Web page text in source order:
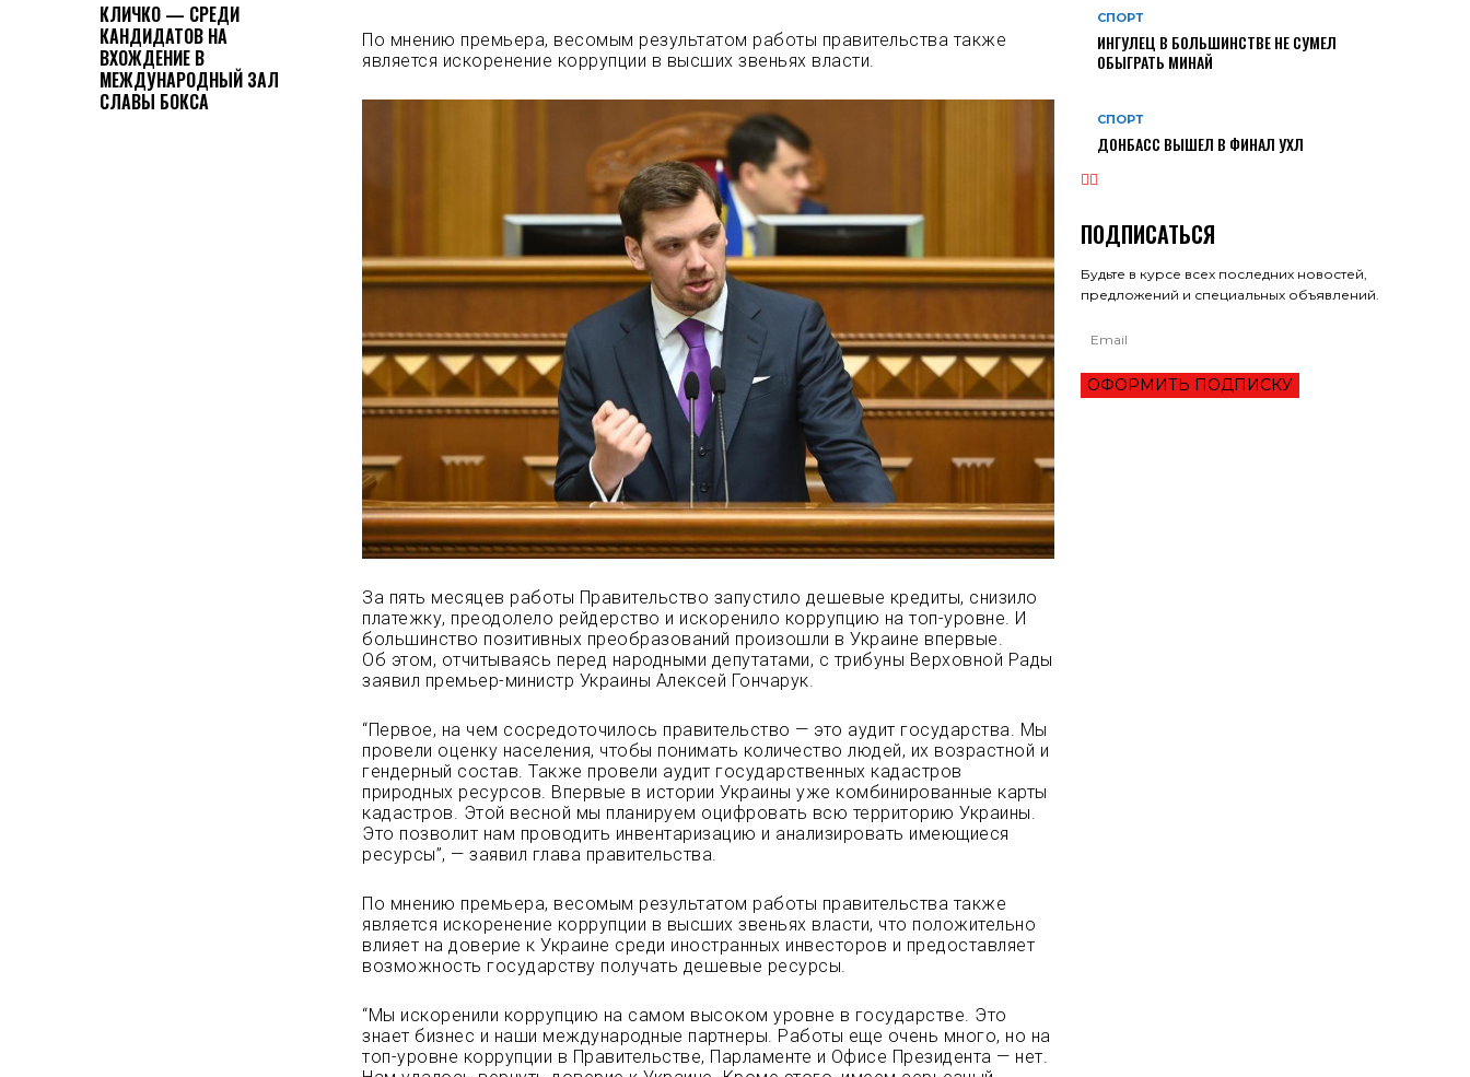
КЛИЧКО — СРЕДИ
КАНДИДАТОВ НА
ВХОЖДЕНИЕ В
МЕЖДУНАРОДНЫЙ ЗАЛ
СЛАВЫ БОКСА
По мнению премьера, весомым результатом работы правительства также
является искоренение коррупции в высших звеньях власти.
За пять месяцев работы Правительство запустило дешевые кредиты, снизило
платежку, преодолело рейдерство и искоренило коррупцию на топ-уровне. И
большинство позитивных преобразований произошли в Украине впервые.
Об этом, отчитываясь перед народными депутатами, с трибуны Верховной Рады
заявил премьер-министр Украины Алексей Гончарук.
“Первое, на чем сосредоточилось правительство — это аудит государства. Мы
провели оценку населения, чтобы понимать количество людей, их возрастной и
гендерный состав. Также провели аудит государственных кадастров
природных ресурсов. Впервые в истории Украины уже комбинированные карты
кадастров. Этой весной мы планируем оцифровать всю территорию Украины.
Это позволит нам проводить инвентаризацию и анализировать имеющиеся
ресурсы”, — заявил глава правительства.
По мнению премьера, весомым результатом работы правительства также
является искоренение коррупции в высших звеньях власти, что положительно
влияет на доверие к Украине среди иностранных инвесторов и предоставляет
возможность государству получать дешевые ресурсы.
“Мы искоренили коррупцию на самом высоком уровне в государстве. Это
знает бизнес и наши международные партнеры. Работы еще очень много, но на
топ-уровне коррупции в Правительстве, Парламенте и Офисе Президента — нет.
СПОРТ
ИНГУЛЕЦ В БОЛЬШИНСТВЕ НЕ СУМЕЛ
ОБЫГРАТЬ МИНАЙ
СПОРТ
ДОНБАСС ВЫШЕЛ В ФИНАЛ УХЛ
ПОДПИСАТЬСЯ
Будьте в курсе всех последних новостей,
предложений и специальных объявлений.
ОФОРМИТЬ ПОДПИСКУ